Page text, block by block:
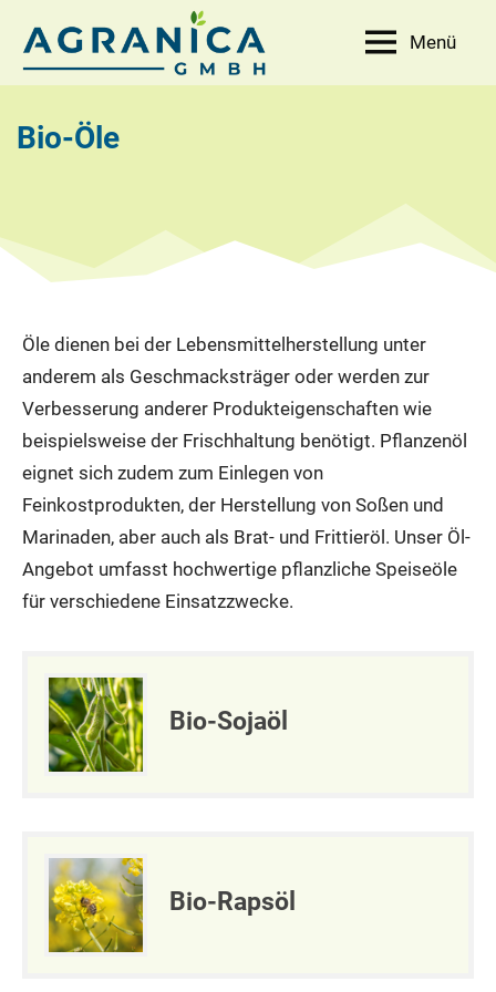
Inhalt
springen
AGRANICA
Allied
Menü
Bio-Öle
Öle dienen bei der Lebensmittelherstellung unter
anderem als Geschmacksträger oder werden zur
Verbesserung anderer Produkteigenschaften wie
beispielsweise der Frischhaltung benötigt. Pflanzenöl
eignet sich zudem zum Einlegen von
Feinkostprodukten, der Herstellung von Soßen und
Marinaden, aber auch als Brat- und Frittieröl. Unser Öl-
Angebot umfasst hochwertige pflanzliche Speiseöle
für verschiedene Einsatzzwecke.
Bio-Sojaöl
Bio-Rapsöl